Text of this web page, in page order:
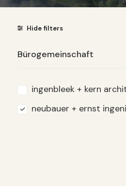
Hide filters
Bürogemeinschaft
ingenbleek + kern
neubauer + ernst